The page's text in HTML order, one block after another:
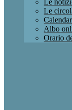
Le
Le
Albo
Orario